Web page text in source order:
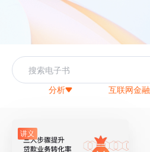
分析 互联网金融
讲义